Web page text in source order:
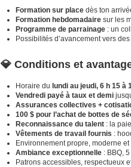
Formation sur place dès ton
Formation hebdomadaire sur les
Programme de parrainage : un
Possibilités d’avancement vers
💎 Conditions et
Horaire du lundi au jeudi, 6 h 15 à
Vendredi payé à taux et demi
Assurances collectives +
100 $ pour l’achat de bottes de
Reconnaissance du talent : la
Vêtements de travail fournis :
Environnement propre, moderne
Ambiance exceptionnelle : BBQ,
Patrons accessibles, respectueux